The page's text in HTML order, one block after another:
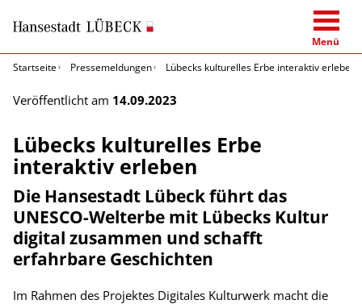
Menü
Startseite
Pressemeldungen Lübecks kulturelles Erbe interaktiv erleben
Veröffentlicht am 14.09.2023
Lübecks kulturelles Erbe
interaktiv erleben
Die Hansestadt Lübeck führt das
UNESCO-Welterbe mit Lübecks Kultur
digital zusammen und schafft
erfahrbare Geschichten
Im Rahmen des Projektes Digitales Kulturwerk macht die